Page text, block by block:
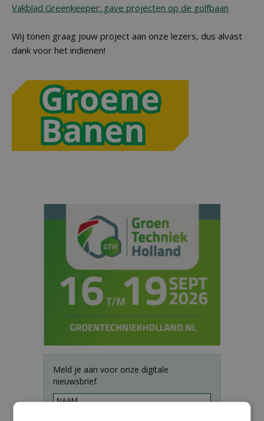
Vakblad Greenkeeper: gave projecten op de golfbaan
Wij tonen graag jouw project aan onze lezers, dus alvast
dank voor het indienen!
Meld je aan voor onze digitale
nieuwsbrief.